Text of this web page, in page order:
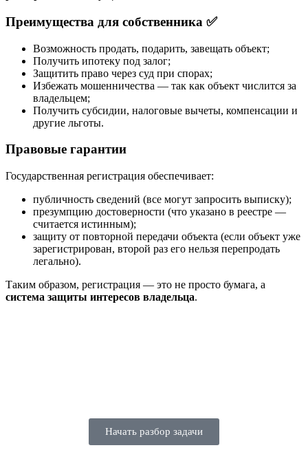
Преимущества для собственника ✅
Возможность продать, подарить, завещать объект;
Получить ипотеку под залог;
Защитить право через суд при спорах;
Избежать мошенничества — так как объект числится за
владельцем;
Получить субсидии, налоговые вычеты, компенсации и
другие льготы.
Правовые гарантии
Государственная регистрация обеспечивает:
публичность сведений (все могут запросить выписку);
презумпцию достоверности (что указано в реестре —
считается истинным);
защиту от повторной передачи объекта (если объект уже
зарегистрирован, второй раз его нельзя перепродать
легально).
Таким образом, регистрация — это не просто бумага, а
система защиты интересов владельца.
Начать разбор задачи